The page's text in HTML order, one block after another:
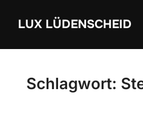
InhaltLUX LÜDENSCHEID
Schlagwort: